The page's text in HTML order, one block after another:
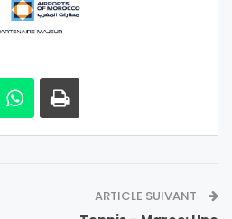
ARTICLE SUIVANT